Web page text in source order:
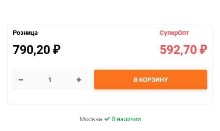
Розница
790,20 ₽
СуперОпт
592,70 ₽
В КОРЗИНУ
Москва В наличии